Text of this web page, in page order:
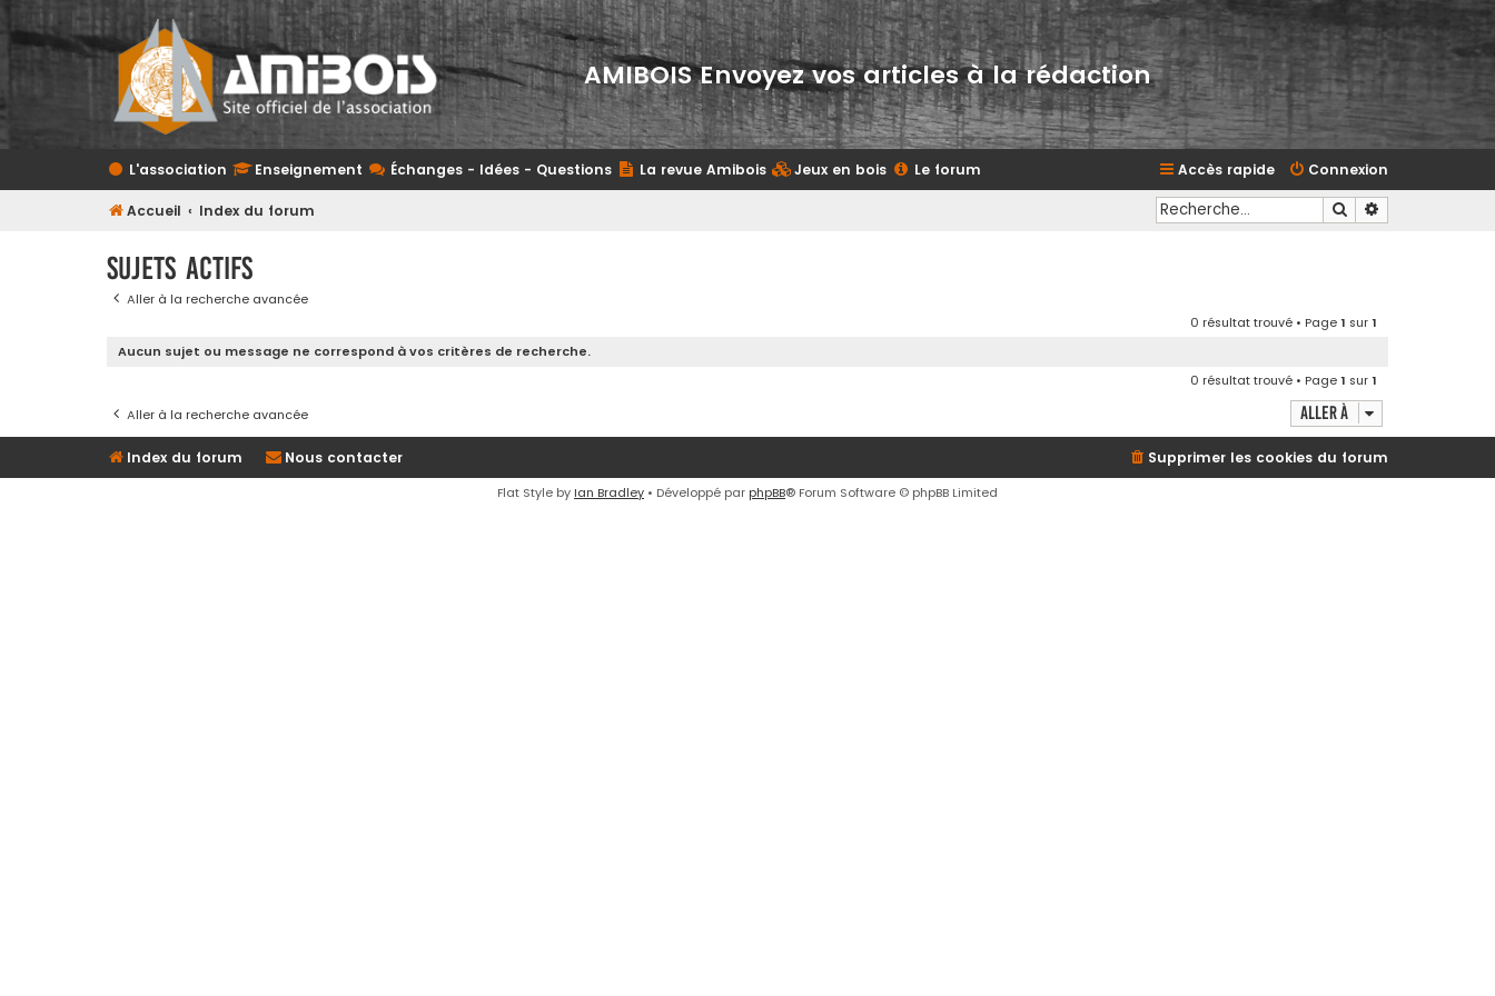
AMIBOIS Envoyez vos articles à la rédaction
L'association Enseignement Échanges - Idées - Questions La revue Amibois Jeux en bois Le forum Connexion
Accès rapide
Accueil Index du forum Rechercher
Sujets actifs
Aller à la recherche avancée
0 résultat trouvé • Page1 sur1
Aucun sujet ou message ne correspond à vos critères de recherche.
0 résultat trouvé • Page1 sur1
Aller à la recherche avancée
Aller à
Index du forum Nous contacter Supprimer les cookies du forum
Flat Style by Ian Bradley • Développé par phpBB® Forum Software © phpBB Limited